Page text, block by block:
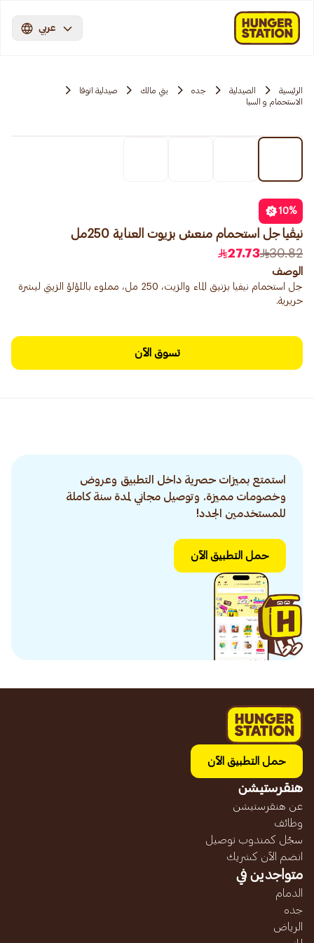
عربي
الرئيسية الصيدلية جده بني مالك
صيدلية انوفا
الاستحمام و السبا
10%
نيڤيا جل استحمام منعش بزيوت العناية 250مل
30.82
27.73
الوصف
جل استحمام نيفيا بزنبق الماء والزيت، 250 مل، مملوء باللؤلؤ الزيتي لبشرة
حريرية.
تسوق الآن
استمتع بميزات حصرية داخل التطبيق وعروض
وخصومات مميزة. وتوصيل مجاني لمدة سنة كاملة
للمستخدمين الجدد!
حمل التطبيق الآن
حمل التطبيق الآن
هنقرستيشن
عن هنقرستيشن
وظائف
سجّل كمندوب توصيل
انضم الآن كشريك
متواجدين في
الدمام
جده
الرياض